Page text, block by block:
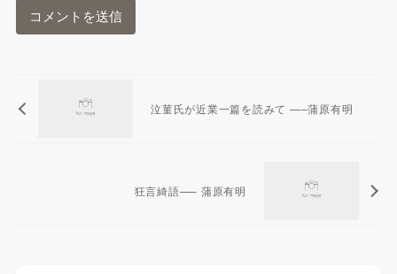
泣菫氏が近業一篇を読みて —–蒲原有明
狂言綺語—– 蒲原有明